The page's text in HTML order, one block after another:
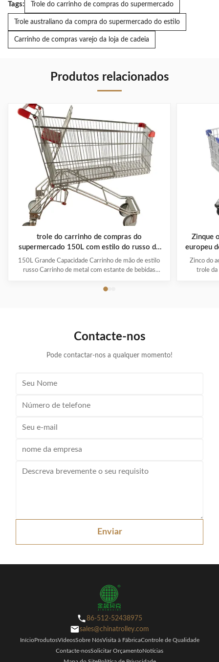
Tags: Trole do carrinho de compras do supermercado
Trole australiano da compra do supermercado do estilo
Carrinho de compras varejo da loja de cadeia
Produtos relacionados
trole do carrinho de compras do
supermercado 150L com estilo do russo da
cremalheira da bebida
150L Grande Capacidade Carrinho de mão de estilo
russo Carrinho de metal com estante de bebidas
carbono de alta qualidade Q195, que é de alta
Zinque
europeu
Zinco do
trole da
Contacte-nos
Pode contactar-nos a qualquer momento!
Enviar
86-512-52438975
sales@chinatrolley.com
InícioProdutosVídeosSobre NósVisita à FábricaControle de Qualidade
Contacte-nosSolicitar OrçamentoNotícias